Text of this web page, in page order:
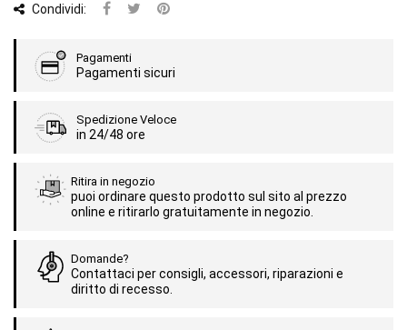
Condividi:
Pagamenti
Pagamenti sicuri
Spedizione Veloce
in 24/48 ore
Ritira in negozio
puoi ordinare questo prodotto sul sito al prezzo
online e ritirarlo gratuitamente in negozio.
Domande?
Contattaci per consigli, accessori, riparazioni e
diritto di recesso.